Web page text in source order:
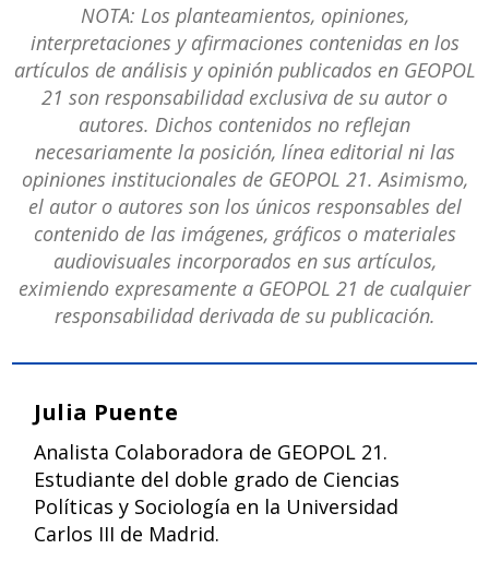
NOTA: Los planteamientos, opiniones,
interpretaciones y afirmaciones contenidas en los
artículos de análisis y opinión publicados en GEOPOL
21 son responsabilidad exclusiva de su autor o
autores. Dichos contenidos no reflejan
necesariamente la posición, línea editorial ni las
opiniones institucionales de GEOPOL 21. Asimismo,
el autor o autores son los únicos responsables del
contenido de las imágenes, gráficos o materiales
audiovisuales incorporados en sus artículos,
eximiendo expresamente a GEOPOL 21 de cualquier
responsabilidad derivada de su publicación.
Julia Puente
Analista Colaboradora de GEOPOL 21.
Estudiante del doble grado de Ciencias
Políticas y Sociología en la Universidad
Carlos III de Madrid.